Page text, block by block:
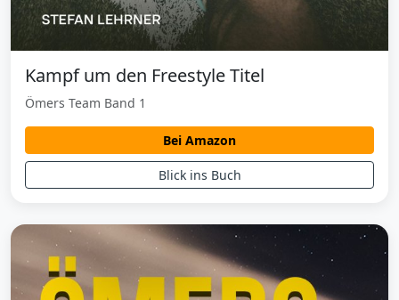
Kampf um den Freestyle Titel
Ömers Team Band 1
Bei Amazon
Blick ins Buch